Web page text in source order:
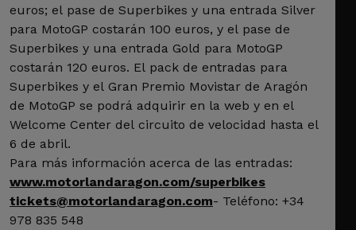
euros; el pase de Superbikes y una entrada Silver
para MotoGP costarán 100 euros, y el pase de
Superbikes y una entrada Gold para MotoGP
costarán 120 euros. El pack de entradas para
Superbikes y el Gran Premio Movistar de Aragón
de MotoGP se podrá adquirir en la web y en el
Welcome Center del circuito de velocidad hasta el
6 de abril.
Para más información acerca de las entradas:
www.motorlandaragon.com/superbikes
tickets@motorlandaragon.com- Teléfono: +34
978 835 548